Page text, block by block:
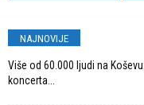
NAJNOVIJE
Više od 60.000 ljudi na
koncerta...